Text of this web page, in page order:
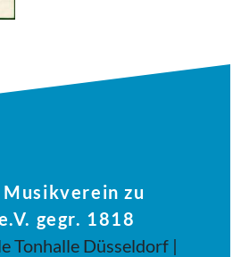
zu
gegr. 1818
Tonhalle Düsseldorf |